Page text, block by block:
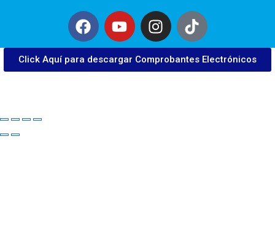
Click Aquí para descargar Comprobantes Electrónicos